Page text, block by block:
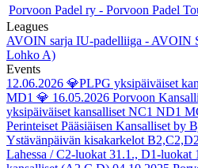
Porvoon Padel ry - Porvoon Padel
Leagues
AVOIN sarja IU-padelliiga - AVOIN
Lohko A)
Events
12.06.2026 💎PLPG yksipäiväiset
MD1 💎 16.05.2026 Porvoon
yksipäiväiset kansalliset NC1 ND1
Perinteiset Pääsiäisen Kansalliset by
Ystävänpäivän kisakarkelot
Lahessa / C2-luokat 31.1., D1-luokat